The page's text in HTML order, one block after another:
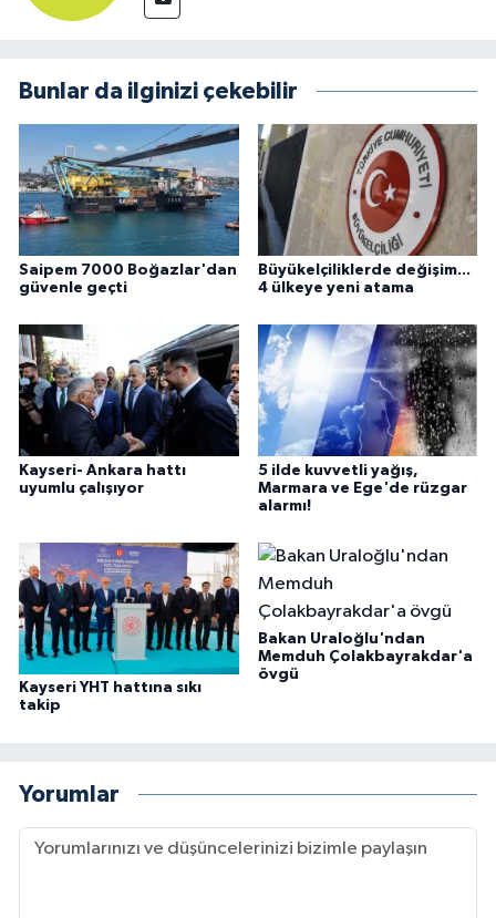
Bunlar da ilginizi çekebilir
Saipem 7000 Boğazlar'dan
güvenle geçti
Büyükelçiliklerde değişim...
4 ülkeye yeni atama
Kayseri- Ankara hattı
uyumlu çalışıyor
5 ilde kuvvetli yağış,
Marmara ve Ege'de rüzgar
alarmı!
Kayseri YHT hattına sıkı
takip
Bakan Uraloğlu'ndan
Memduh Çolakbayrakdar'a
övgü
Yorumlar